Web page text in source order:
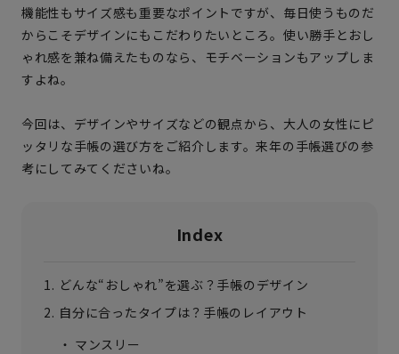
機能性もサイズ感も重要なポイントですが、毎日使うものだ
からこそデザインにもこだわりたいところ。使い勝手とおし
ゃれ感を兼ね備えたものなら、モチベーションもアップしま
すよね。
今回は、デザインやサイズなどの観点から、大人の女性にピ
ッタリな手帳の選び方をご紹介します。来年の手帳選びの参
考にしてみてくださいね。
Index
どんな“おしゃれ”を選ぶ？手帳のデザイン
自分に合ったタイプは？手帳のレイアウト
マンスリー